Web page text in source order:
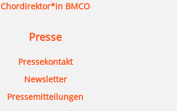
Chordirektor*in BMCO
Presse
Pressekontakt
Newsletter
Pressemitteilungen